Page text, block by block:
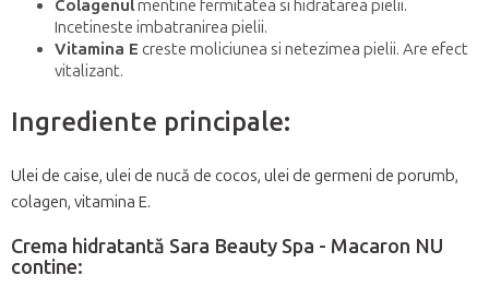
Colagenulmentine fermitatea si hidratarea pielii.
Incetineste imbatranirea pielii.
Vitamina E creste moliciunea si netezimea pielii. Are efect
vitalizant.
Ingrediente principale:
Ulei de caise, ulei de nucă de cocos, ulei de germeni de porumb,
colagen, vitamina E.
Crema hidratantă Sara Beauty Spa - Macaron NU
contine: